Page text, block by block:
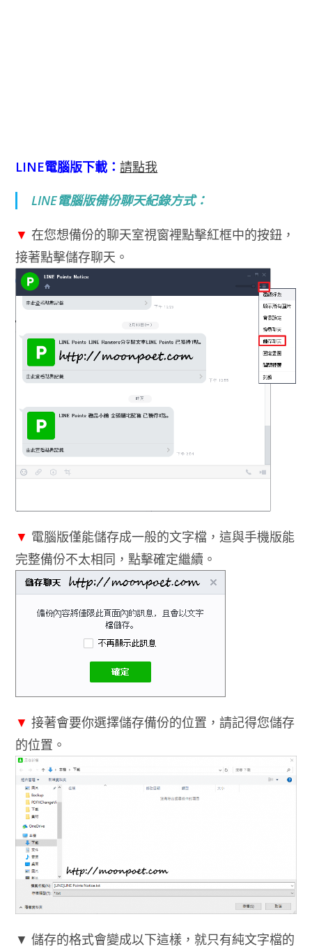
LINE電腦版下載：請點我
LINE電腦版備份聊天紀錄方式：
▼ 在您想備份的聊天室視窗裡點擊紅框中的按鈕，
接著點擊儲存聊天。
▼ 電腦版僅能儲存成一般的文字檔，這與手機版能
完整備份不太相同，點擊確定繼續。
▼ 接著會要你選擇儲存備份的位置，請記得您儲存
的位置。
▼ 儲存的格式會變成以下這樣，就只有純文字檔的